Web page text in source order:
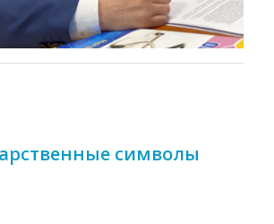
символы